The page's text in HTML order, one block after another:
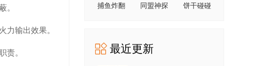
。
输出效果。
责。
捕鱼炸翻
同盟神探
饼干碰碰
最近更新